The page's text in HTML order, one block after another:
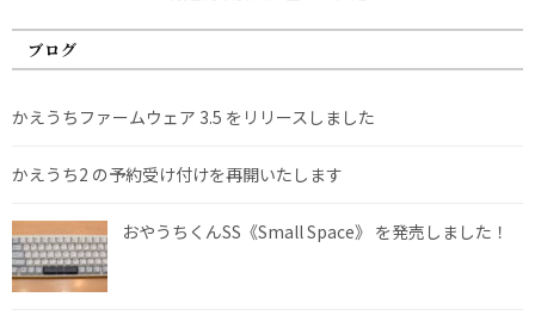
ブログ
かえうちファームウェア 3.5 をリリースしました
かえうち2 の予約受け付けを再開いたします
おやうちくんSS《Small Space》 を発売しました！